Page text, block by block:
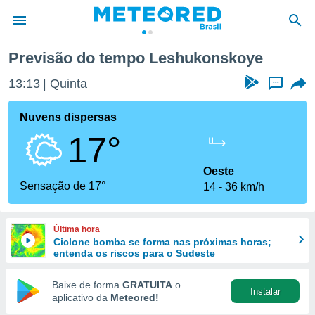
da
fornecidas
a este
das
e
forma
digital
Previsão do tempo Leshukonskoye
13:13 Quinta ...
Nuvens dispersas
17°
Sensação de 17°
Oeste
14
36 km/h
Última hora
Ciclone bomba se forma nas próximas horas;
entenda os riscos para o Sudeste
Baixe de forma GRATUITA o
aplicativo da Meteored!
Instalar